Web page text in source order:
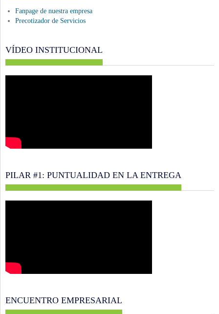
Fanpage de nuestra empresa
Precotizador de Servicios
VÍDEO INSTITUCIONAL
PILAR #1: PUNTUALIDAD EN LA ENTREGA
ENCUENTRO EMPRESARIAL